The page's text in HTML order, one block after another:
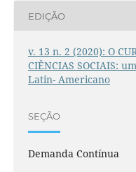
EDIÇÃO
v. 13 n. 2 (2020): O
CIÊNCIAS SOCIAIS:
Latin- Americano
SEÇÃO
Demanda Contínua